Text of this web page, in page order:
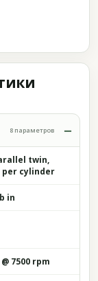
8 параметров
twin,
per cylinder
in
7500 rpm